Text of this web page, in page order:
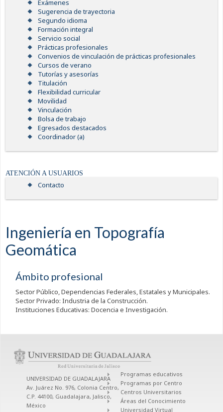
Exámenes
Sugerencia de trayectoria
Segundo idioma
Formación integral
Servicio social
Prácticas profesionales
Convenios de vinculación de prácticas profesionales
Cursos de verano
Tutorías y asesorías
Titulación
Flexibilidad curricular
Movilidad
Vinculación
Bolsa de trabajo
Egresados destacados
Coordinador (a)
ATENCIÓN A USUARIOS
Contacto
Ingeniería en Topografía
Geomática
Ámbito profesional
Sector Público, Dependencias Federales, Estatales y Municipales.
Sector Privado: Industria de la Construcción.
Instituciones Educativas: Docencia e Investigación.
UNIVERSIDAD DE GUADALAJARA
Av. Juárez No. 976, Colonia Centro,
C.P. 44100, Guadalajara, Jalisco,
México
Programas educativos
Programas por Centro
Centros Universitarios
Áreas del Conocimiento
Universidad Virtual